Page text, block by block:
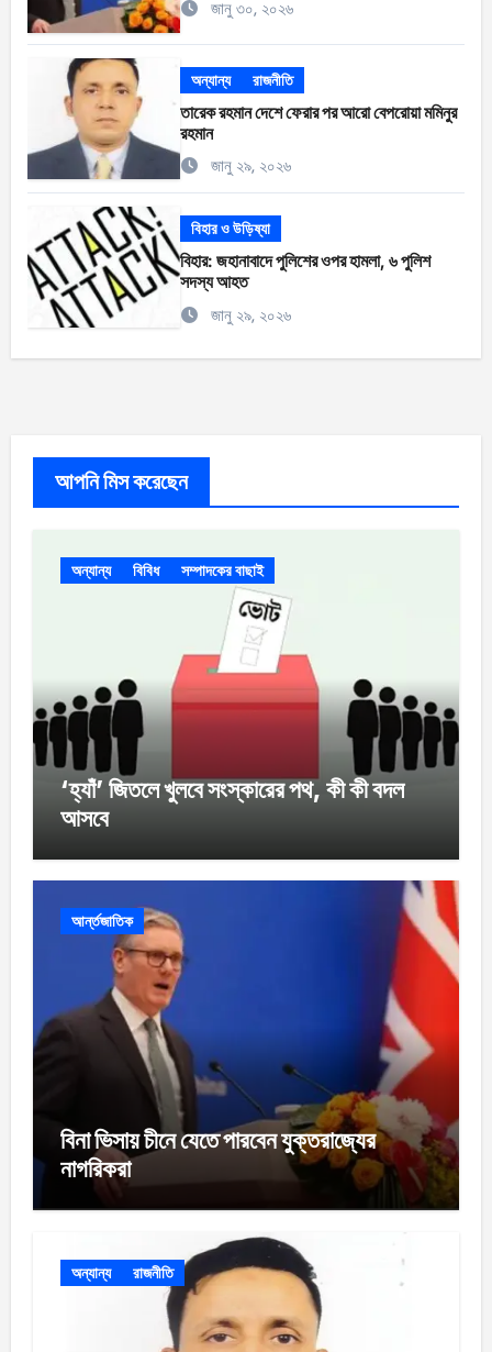
জানু ৩০, ২০২৬
অন্যান্য রাজনীতি
তারেক রহমান দেশে ফেরার পর আরো বেপরোয়া মমিনুর
রহমান
জানু ২৯, ২০২৬
বিহার ও উড়িষ্যা
বিহার: জহানাবাদে পুলিশের ওপর হামলা, ৬ পুলিশ
সদস্য আহত
জানু ২৯, ২০২৬
আপনি মিস করেছেন
অন্যান্য বিবিধ সম্পাদকের বাছাই
‘হ্যাঁ’ জিতলে খুলবে সংস্কারের পথ, কী কী বদল
আসবে
আর্ন্তজাতিক
বিনা ভিসায় চীনে যেতে পারবেন যুক্তরাজ্যের
নাগরিকরা
অন্যান্য রাজনীতি